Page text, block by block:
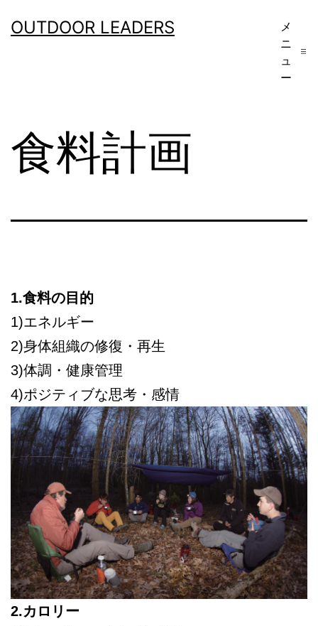
ンOUTDOOR LEADERS
メ
ニ
ュ
ー
食料計画
1.食料の目的
1)エネルギー
2)身体組織の修復・再生
3)体調・健康管理
4)ポジティブな思考・感情
2.カロリー